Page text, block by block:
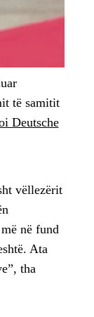
të samitit
Deutsche
vëllezërit
në fund
Ata
tha